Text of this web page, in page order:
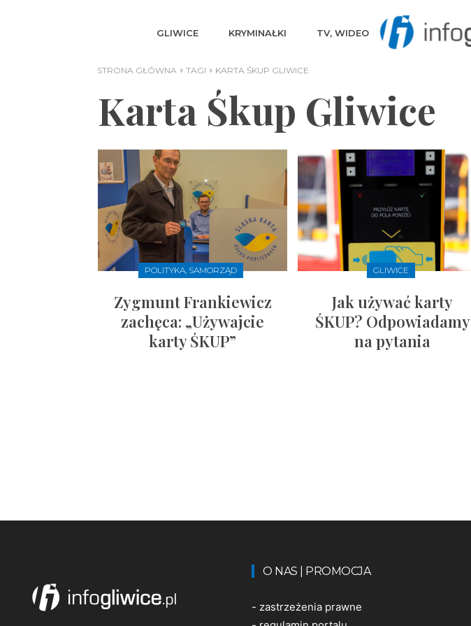
GLIWICE KRYMINAŁKI TV, WIDEO
STRONA GŁÓWNA TAGI KARTA ŚKUP GLIWICE
Karta Śkup Gliwice
POLITYKA, SAMORZĄD
Zygmunt Frankiewicz
zachęca: „Używajcie
karty ŚKUP”
GLIWICE
Jak używać karty
ŚKUP? Odpowiadamy
na pytania
O NAS | PROMOCJA
- zastrzeżenia prawne